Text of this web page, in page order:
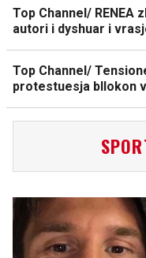
Top Channel/
autori i dyshuar i
Top Channel/
protestuesja bllokon